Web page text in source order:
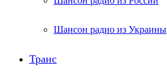
Шансон радио из Украины
Транс